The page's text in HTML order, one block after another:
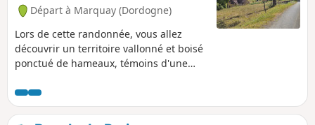
Départ à Marquay (Dordogne)
Lors de cette randonnée, vous allez
découvrir un territoire vallonné et boisé
ponctué de hameaux, témoins d'une
composée de chênes, de charmes et de
châtaigniers, offre une palette riche en
couleurs. Ici et là, des îlots de prairie